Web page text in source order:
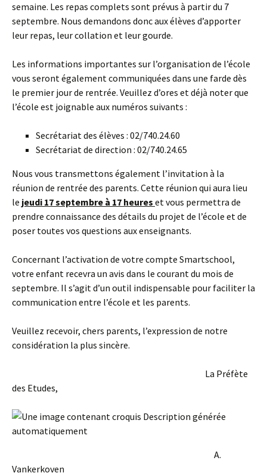
semaine. Les repas complets sont prévus à partir du 7
septembre. Nous demandons donc aux élèves d’apporter
leur repas, leur collation et leur gourde.
Les informations importantes sur l’organisation de l’école
vous seront également communiquées dans une farde dès
le premier jour de rentrée. Veuillez d’ores et déjà noter que
l’école est joignable aux numéros suivants :
Secrétariat des élèves : 02/740.24.60
Secrétariat de direction : 02/740.24.65
Nous vous transmettons également l’invitation à la
réunion de rentrée des parents. Cette réunion qui aura lieu
le jeudi 17 septembre à 17 heures et vous permettra de
prendre connaissance des détails du projet de l’école et de
poser toutes vos questions aux enseignants.
Concernant l’activation de votre compte Smartschool,
votre enfant recevra un avis dans le courant du mois de
septembre. Il s’agit d’un outil indispensable pour faciliter la
communication entre l’école et les parents.
Veuillez recevoir, chers parents, l’expression de notre
considération la plus sincère.
La Préfète
des Etudes,
A.
Vankerkoven